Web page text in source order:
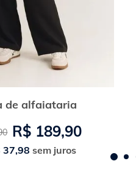
de alfaiataria
R$ 189,90
37,98 sem juros